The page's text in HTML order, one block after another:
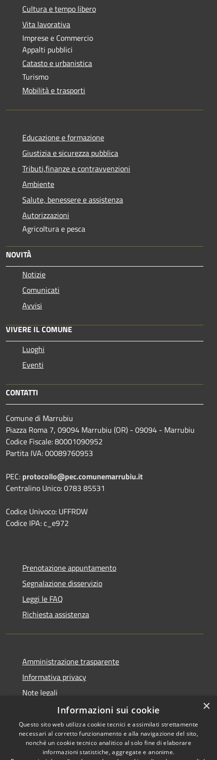
Cultura e tempo libero
Vita lavorativa
Imprese e Commercio
Appalti pubblici
Catasto e urbanistica
Turismo
Mobilità e trasporti
Educazione e formazione
Giustizia e sicurezza pubblica
Tributi,finanze e contravvenzioni
Ambiente
Salute, benessere e assistenza
Autorizzazioni
Agricoltura e pesca
NOVITÀ
Notizie
Comunicati
Avvisi
VIVERE IL COMUNE
Luoghi
Eventi
CONTATTI
Comune di Marrubiu
Piazza Roma 7, 09094 Marrubiu (OR) - 09094 - Marrubiu
Codice Fiscale: 80001090952
Partita IVA: 00089760953
PEC: protocollo@pec.comunemarrubiu.it
Centralino Unico: 0783 85531
Codice Univoco: UFFRDW
Codice IPA: c_e972
Prenotazione appuntamento
Segnalazione disservizio
Leggi le FAQ
Richiesta assistenza
Amministrazione trasparente
Informativa privacy
Note legali
Dichiarazione di accessibilità
RSS Copyright © 2026 • Comune di
×
Informazioni sui cookie
Questo sito web utilizza cookie tecnici e assimilati strettamente
necessari al corretto funzionamento e alla navigazione del sito,
nonché un cookie tecnico analitico al solo fine di elaborare
informazioni statistiche, aggregate e anonime.